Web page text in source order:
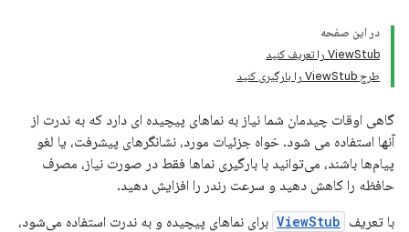
در این صفحه
ViewStub را تعریف کنید
طرح ViewStub را بارگیری کنید
گاهی اوقات چیدمان شما نیاز به نماهای پیچیده ای دارد که به ندرت از
آنها استفاده می شود. خواه جزئیات مورد، نشانگرهای پیشرفت، یا لغو
پیام‌ها باشند، می‌توانید با بارگیری نماها فقط در صورت نیاز، مصرف
حافظه را کاهش دهید و سرعت رندر را افزایش دهید.
با تعریف ViewStub برای نماهای پیچیده و به ندرت استفاده می‌شود،